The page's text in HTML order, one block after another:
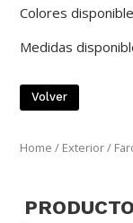
Colores
Medidas
Volver
Home / Exterior/